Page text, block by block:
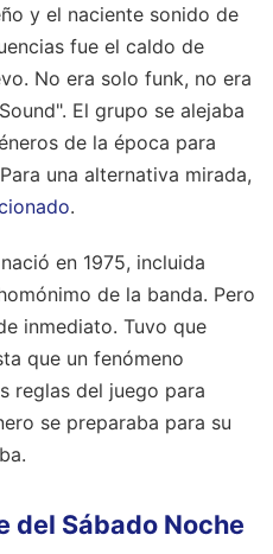
y el naciente sonido de
fue el caldo de
No era solo funk, no era
El grupo se alejaba
de la época para
Para una alternativa mirada,
.
en 1975, incluida
de la banda. Pero
inmediato. Tuvo que
que un fenómeno
reglas del juego para
se preparaba para su
del Sábado Noche